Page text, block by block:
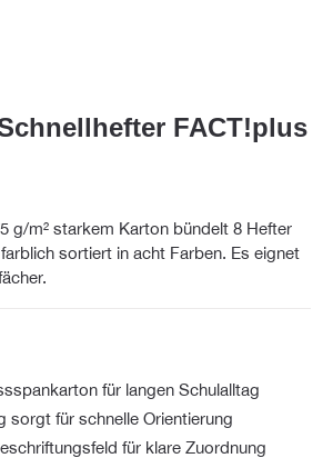
FACT!plus
g/m² starkem Karton bündelt 8 Hefter
sortiert in acht Farben. Es eignet
für langen Schulalltag
sorgt für schnelle Orientierung
für klare Zuordnung